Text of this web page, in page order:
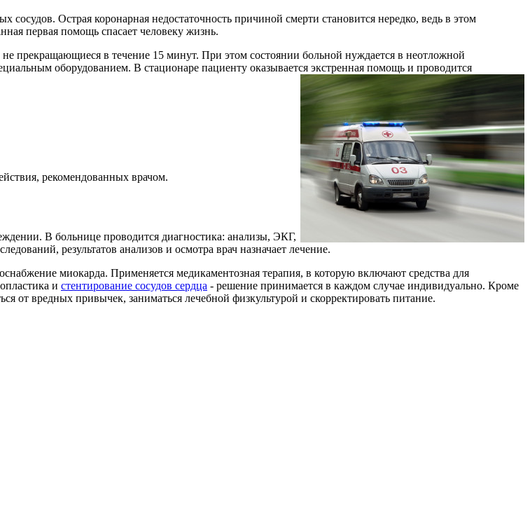
сосудов. Острая коронарная недостаточность причиной смерти становится нередко, ведь в этом
первая помощь спасает человеку жизнь.
прекращающиеся в течение 15 минут. При этом состоянии больной нуждается в неотложной
оборудованием. В стационаре пациенту оказывается экстренная помощь и проводится
рекомендованных врачом.
В больнице проводится диагностика: анализы, ЭКГ,
результатов анализов и осмотра врач назначает лечение.
миокарда. Применяется медикаментозная терапия, в которую включают средства для
и стентирование сосудов сердца - решение принимается в каждом случае индивидуально. Кроме
от вредных привычек, заниматься лечебной физкультурой и скорректировать питание.